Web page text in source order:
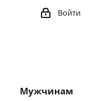
Войти
Мужчинам